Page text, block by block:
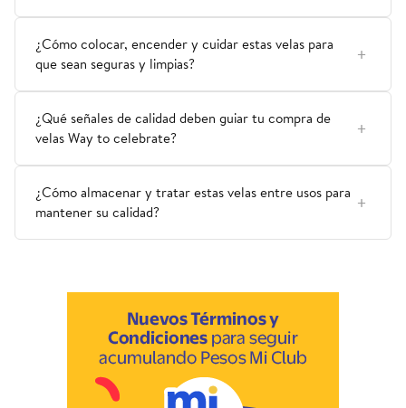
¿Cómo colocar, encender y cuidar estas velas para
que sean seguras y limpias?
¿Qué señales de calidad deben guiar tu compra de
velas Way to celebrate?
¿Cómo almacenar y tratar estas velas entre usos para
mantener su calidad?